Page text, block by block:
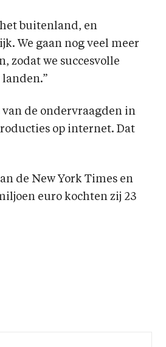
buitenland, en
We gaan nog veel meer
zodat we succesvolle
van de ondervraagden in
op internet. Dat
de New York Times en
euro kochten zij 23